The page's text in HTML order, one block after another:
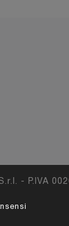
- P.IVA